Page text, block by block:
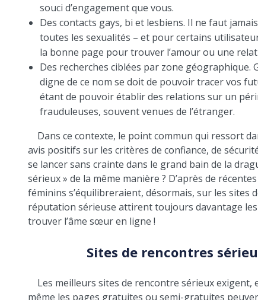
souci d’engagement que vous.
Des contacts gays, bi et lesbiens. Il ne faut
toutes les sexualités – et pour certains
la bonne page pour trouver l’amour ou une
Des recherches ciblées par zone
digne de ce nom se doit de pouvoir tracer vos
étant de pouvoir établir des relations sur un
frauduleuses, souvent venues de l’étranger.
Dans ce contexte, le point commun qui ressort
avis positifs sur les critères de confiance, de
se lancer sans crainte dans le grand bain de la
sérieux » de la même manière ? D’après de
féminins s’équilibreraient, désormais, sur les sites
réputation sérieuse attirent toujours davantage
trouver l’âme sœur en ligne !
Sites de rencontres
Les meilleurs sites de rencontre sérieux
même les pages gratuites ou semi-gratuites